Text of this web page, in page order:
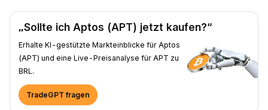
„Sollte ich Aptos (APT) jetzt kaufen?“
Erhalte KI-gestützte Markteinblicke für Aptos
(APT) und eine Live-Preisanalyse für APT zu
BRL.
TradeGPT fragen